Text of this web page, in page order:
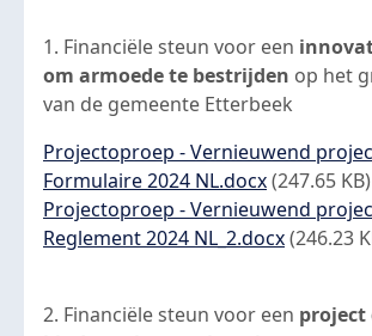
1. Financiële steun voor een
om armoede te bestrijden op het
van de gemeente Etterbeek
Document
Projectoproep - Vernieuwend
Formulaire 2024 NL.docx(247.65 KB)
Document
Projectoproep - Vernieuwend
Reglement 2024 NL_2.docx(246.23
2. Financiële steun voor een project